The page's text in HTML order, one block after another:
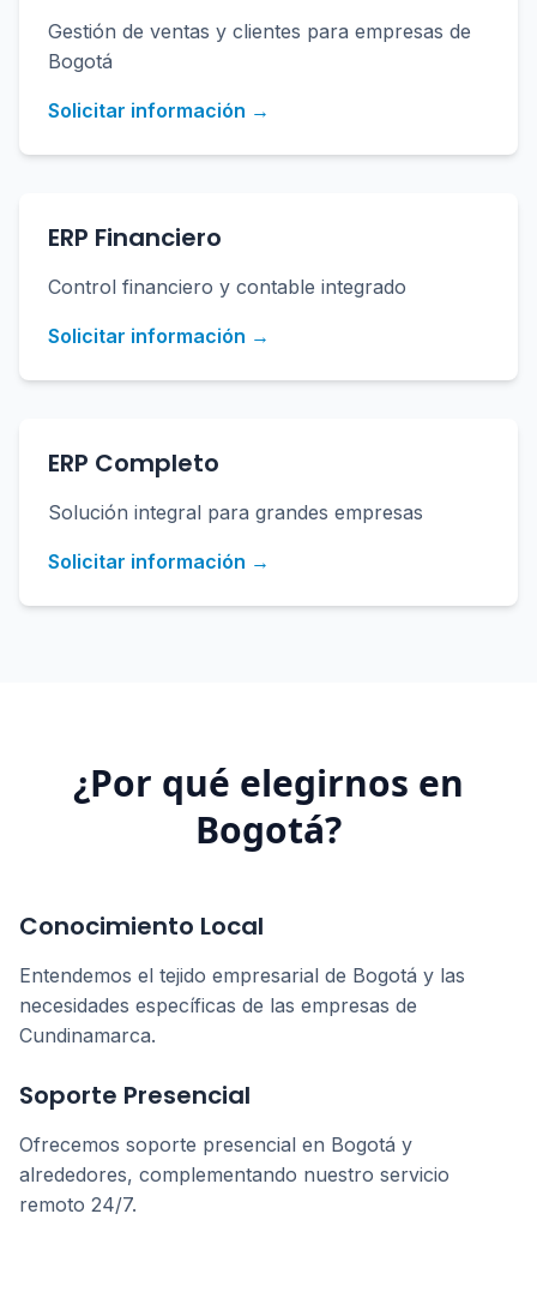
Gestión de ventas y clientes para empresas de
Bogotá
Solicitar información →
ERP Financiero
Control financiero y contable integrado
Solicitar información →
ERP Completo
Solución integral para grandes empresas
Solicitar información →
¿Por qué elegirnos en
Bogotá?
Conocimiento Local
Entendemos el tejido empresarial de Bogotá y las
necesidades específicas de las empresas de
Cundinamarca.
Soporte Presencial
Ofrecemos soporte presencial en Bogotá y
alrededores, complementando nuestro servicio
remoto 24/7.